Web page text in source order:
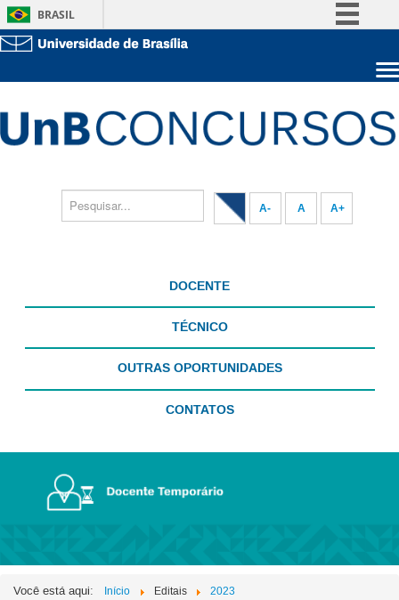
BRASIL
Acesso à informação
Unidades acadêmicas
Estude na UnB
Graduação
Servidor
A- A A+
DOCENTE
TÉCNICO
OUTRAS OPORTUNIDADES
CONTATOS
Você está aqui: Início Editais 2023